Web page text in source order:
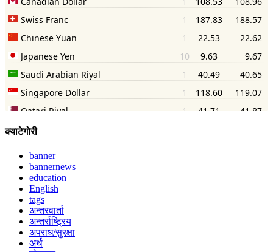
क्याटेगोरी
banner
bannernews
education
English
tags
अन्तरवार्ता
अन्तर्राष्ट्रिय
अपराध/सुरक्षा
अर्थ